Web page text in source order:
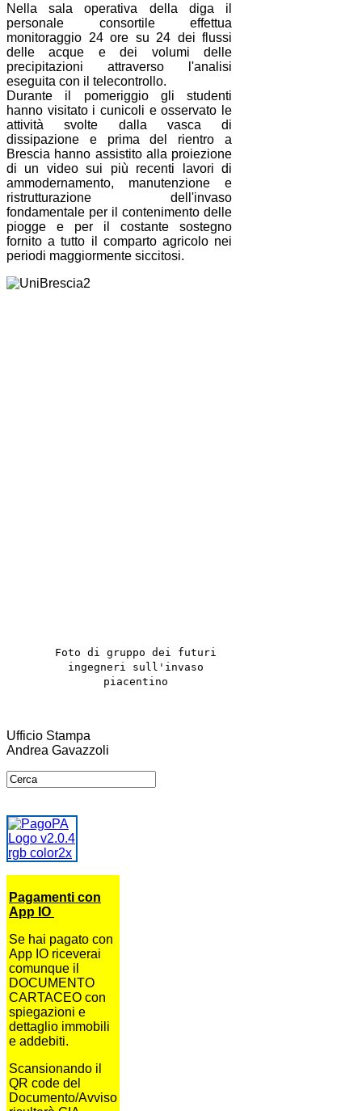
Nella sala operativa della diga il
personale consortile effettua
monitoraggio 24 ore su 24 dei flussi
delle acque e dei volumi delle
precipitazioni attraverso l'analisi
eseguita con il telecontrollo.
Durante il pomeriggio gli studenti
hanno visitato i cunicoli e osservato le
attività svolte dalla vasca di
dissipazione e prima del rientro a
Brescia hanno assistito alla proiezione
di un video sui più recenti lavori di
ammodernamento, manutenzione e
ristrutturazione dell'invaso
fondamentale per il contenimento delle
piogge e per il costante sostegno
fornito a tutto il comparto agricolo nei
periodi maggiormente siccitosi.
Foto di gruppo dei futuri
ingegneri sull'invaso
piacentino
Ufficio Stampa
Andrea Gavazzoli
Pagamenti con
App IO
Se hai pagato con
App IO riceverai
comunque il
DOCUMENTO
CARTACEO con
spiegazioni e
dettaglio immobili
e addebiti.
Scansionando il
QR code del
Documento/Avviso